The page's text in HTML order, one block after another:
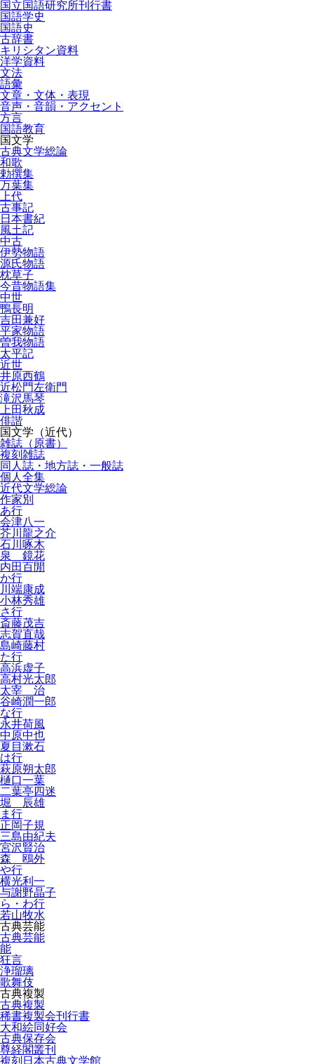
国立国語研究所刊行書
国語学史
国語史
古辞書
キリシタン資料
洋学資料
文法
語彙
文章・文体・表現
音声・音韻・アクセント
方言
国語教育
国文学
古典文学総論
和歌
勅撰集
万葉集
上代
古事記
日本書紀
風土記
中古
伊勢物語
源氏物語
枕草子
今昔物語集
中世
鴨長明
吉田兼好
平家物語
曽我物語
太平記
近世
井原西鶴
近松門左衛門
滝沢馬琴
上田秋成
俳諧
国文学（近代）
雑誌（原書）
複刻雑誌
同人誌・地方誌・一般誌
個人全集
近代文学総論
作家別
あ行
会津八一
芥川龍之介
石川啄木
泉 鏡花
内田百閒
か行
川端康成
小林秀雄
さ行
斎藤茂吉
志賀直哉
島崎藤村
た行
高浜虚子
高村光太郎
太宰 治
谷崎潤一郎
な行
永井荷風
中原中也
夏目漱石
は行
萩原朔太郎
樋口一葉
二葉亭四迷
堀 辰雄
ま行
正岡子規
三島由紀夫
宮沢賢治
森 鴎外
や行
横光利一
与謝野晶子
ら・わ行
若山牧水
古典芸能
古典芸能
能
狂言
浄瑠璃
歌舞伎
古典複製
古典複製
稀書複製会刊行書
大和絵同好会
古典保存会
尊経閣叢刊
複刻日本古典文学館